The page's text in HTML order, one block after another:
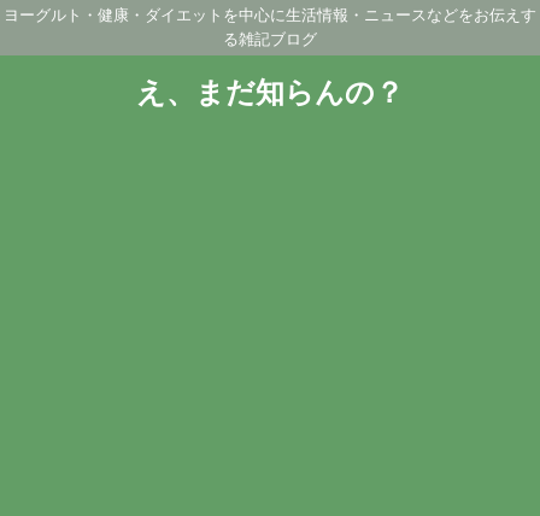
ヨーグルト・健康・ダイエットを中心に生活情報・ニュースなどをお伝えす
る雑記ブログ
え、まだ知らんの？